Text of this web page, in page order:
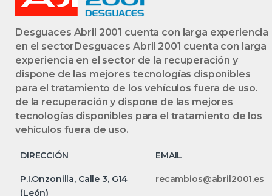
Desguaces Abril 2001 cuenta con larga experiencia
en el sectorDesguaces Abril 2001 cuenta con larga
experiencia en el sector de la recuperación y
dispone de las mejores tecnologías disponibles
para el tratamiento de los vehículos fuera de uso.
de la recuperación y dispone de las mejores
tecnologías disponibles para el tratamiento de los
vehículos fuera de uso.
DIRECCIÓN EMAIL
P.I.Onzonilla, Calle 3, G14
(León)
recambios@abril2001.es